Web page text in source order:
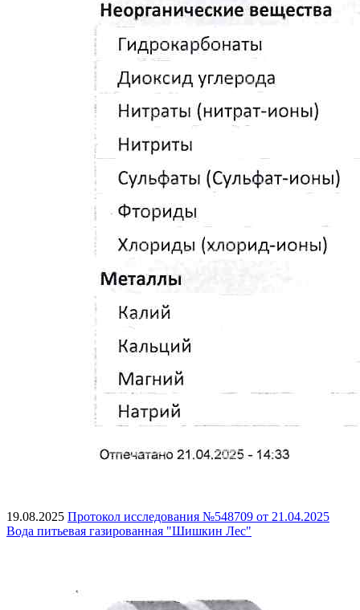
19.08.2025 Протокол исследования №548709 от 21.04.2025
Вода питьевая газированная "Шишкин Лес"